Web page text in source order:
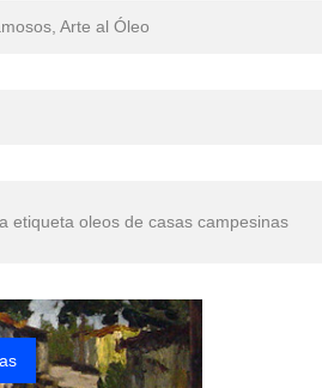
Arte al Óleo
del Dibujo A Lápiz, Biryulina Vita
de Hollywood Más Bellas del Mundo
etiqueta oleos de casas campesinas